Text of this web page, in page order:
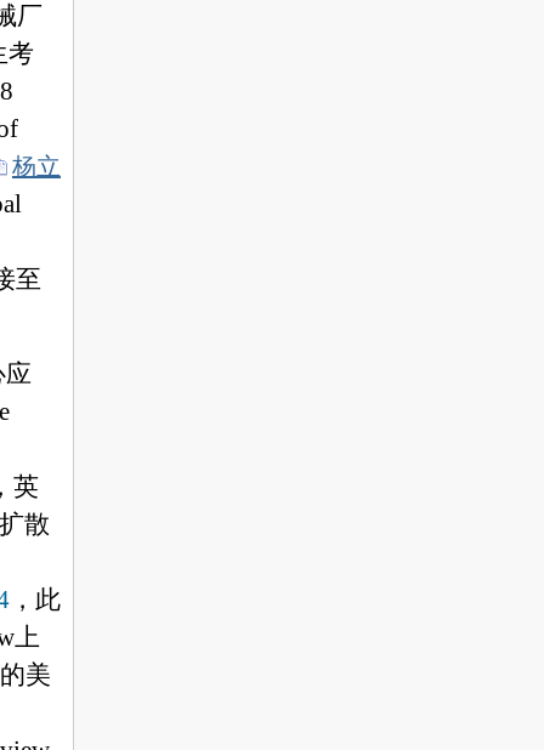
厂
考
杨立
至
英
散
，此
上
美